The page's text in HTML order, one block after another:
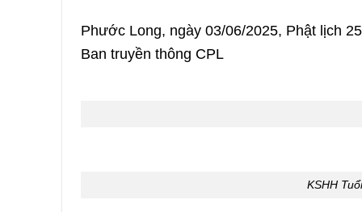
Phước Long, ngày 03/06/2025, Phật lịch
Ban truyền thông CPL
KSHH